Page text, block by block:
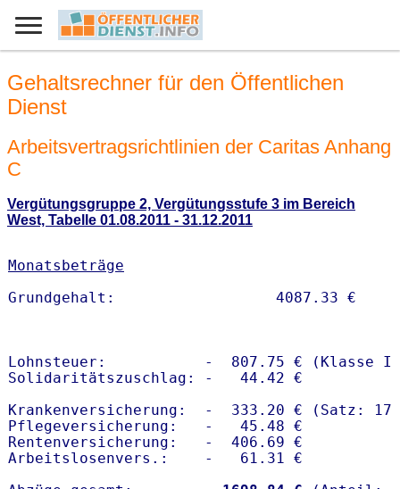
Gehaltsrechner für den Öffentlichen
Dienst
Arbeitsvertragsrichtlinien der Caritas Anhang
C
Vergütungsgruppe 2, Vergütungsstufe 3 im Bereich
West, Tabelle 01.08.2011 - 31.12.2011
Monatsbeträge
Lohnsteuer:           -  807.75 € (Klasse I)
Solidaritätszuschlag: -   44.42 €
Krankenversicherung:  -  333.20 € (Satz:
Pflegeversicherung:   -   45.48 €
Rentenversicherung:   -  406.69 €
Arbeitslosenvers.:    -   61.31 €